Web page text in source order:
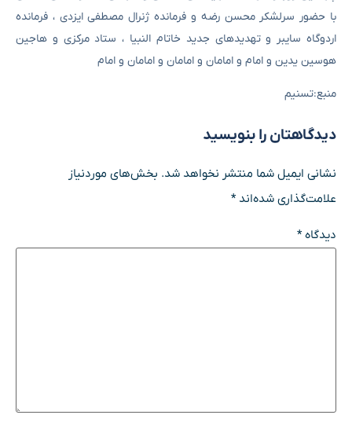
با حضور سرلشکر محسن رضه و فرمانده ژنرال مصطفی ایزدی ، فرمانده
اردوگاه سایبر و تهدیدهای جدید خاتام النبیا ، ستاد مرکزی و هاجین
هوسین یدین و امام و امامان و امامان و امامان و امام
منبع:تسنیم
دیدگاهتان را بنویسید
نشانی ایمیل شما منتشر نخواهد شد. بخش‌های موردنیاز
علامت‌گذاری شده‌اند*
دیدگاه*